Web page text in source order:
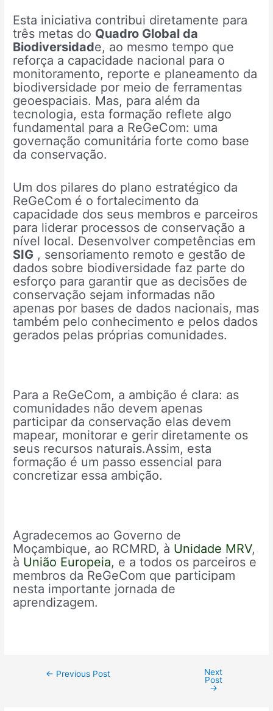
Esta iniciativa contribui diretamente para
três metas do Quadro Global da
Biodiversidade, ao mesmo tempo que
reforça a capacidade nacional para o
monitoramento, reporte e planeamento da
biodiversidade por meio de ferramentas
geoespaciais. Mas, para além da
tecnologia, esta formação reflete algo
fundamental para a ReGeCom: uma
governação comunitária forte como base
da conservação.
Um dos pilares do plano estratégico da
ReGeCom é o fortalecimento da
capacidade dos seus membros e parceiros
para liderar processos de conservação a
nível local. Desenvolver competências em
SIG , sensoriamento remoto e gestão de
dados sobre biodiversidade faz parte do
esforço para garantir que as decisões de
conservação sejam informadas não
apenas por bases de dados nacionais, mas
também pelo conhecimento e pelos dados
gerados pelas próprias comunidades.
Para a ReGeCom, a ambição é clara: as
comunidades não devem apenas
participar da conservação elas devem
mapear, monitorar e gerir diretamente os
seus recursos naturais.Assim, esta
formação é um passo essencial para
concretizar essa ambição.
Agradecemos ao Governo de
Moçambique, ao RCMRD, à Unidade MRV,
à União Europeia, e a todos os parceiros e
membros da ReGeCom que participam
nesta importante jornada de
aprendizagem.
← Previous Post
Next
Post
→